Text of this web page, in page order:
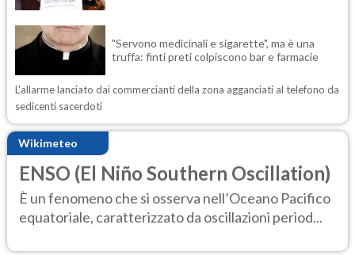
"Servono medicinali e sigarette", ma è una
truffa: finti preti colpiscono bar e farmacie
L'allarme lanciato dai commercianti della zona agganciati al telefono da
sedicenti sacerdoti
Wikimeteo
ENSO (El Niño Southern Oscillation)
È un fenomeno che si osserva nell’Oceano Pacifico
equatoriale, caratterizzato da oscillazioni period...